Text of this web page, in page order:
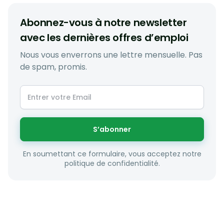
Abonnez-vous à notre newsletter
avec les dernières offres d’emploi
Nous vous enverrons une lettre mensuelle. Pas
de spam, promis.
S’abonner
En soumettant ce formulaire, vous acceptez notre
politique de confidentialité.